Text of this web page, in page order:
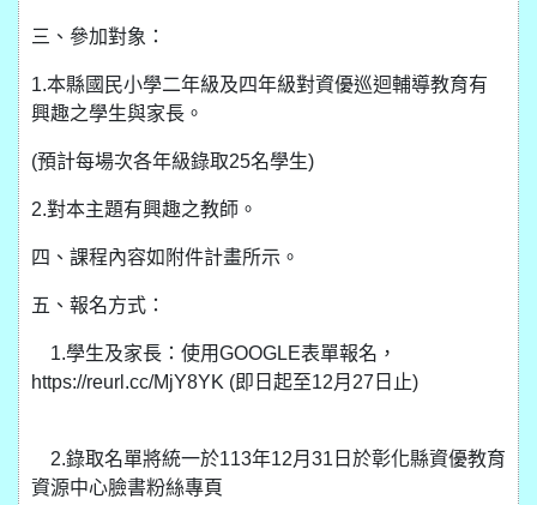
三、參加對象：
1.本縣國民小學二年級及四年級對資優巡迴輔導教育有
興趣之學生與家長。
(預計每場次各年級錄取25名學生)
2.對本主題有興趣之教師。
四、課程內容如附件計畫所示。
五、報名方式：
1.學生及家長：使用GOOGLE表單報名，
https://reurl.cc/MjY8YK (即日起至12月27日止)
2.錄取名單將統一於113年12月31日於彰化縣資優教育
資源中心臉書粉絲專頁